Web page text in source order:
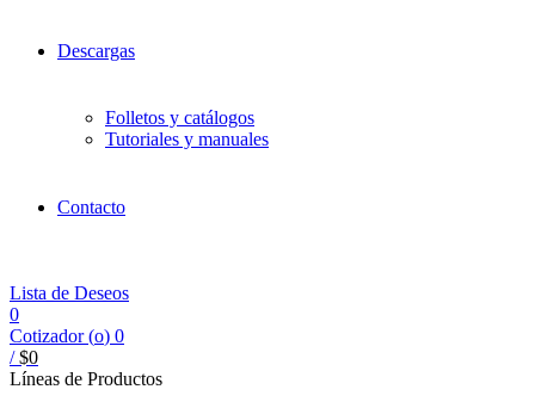
Descargas
Folletos y catálogos
Tutoriales y manuales
Contacto
Lista de Deseos
0
Cotizador (o) 0
/ $0
Líneas de Productos